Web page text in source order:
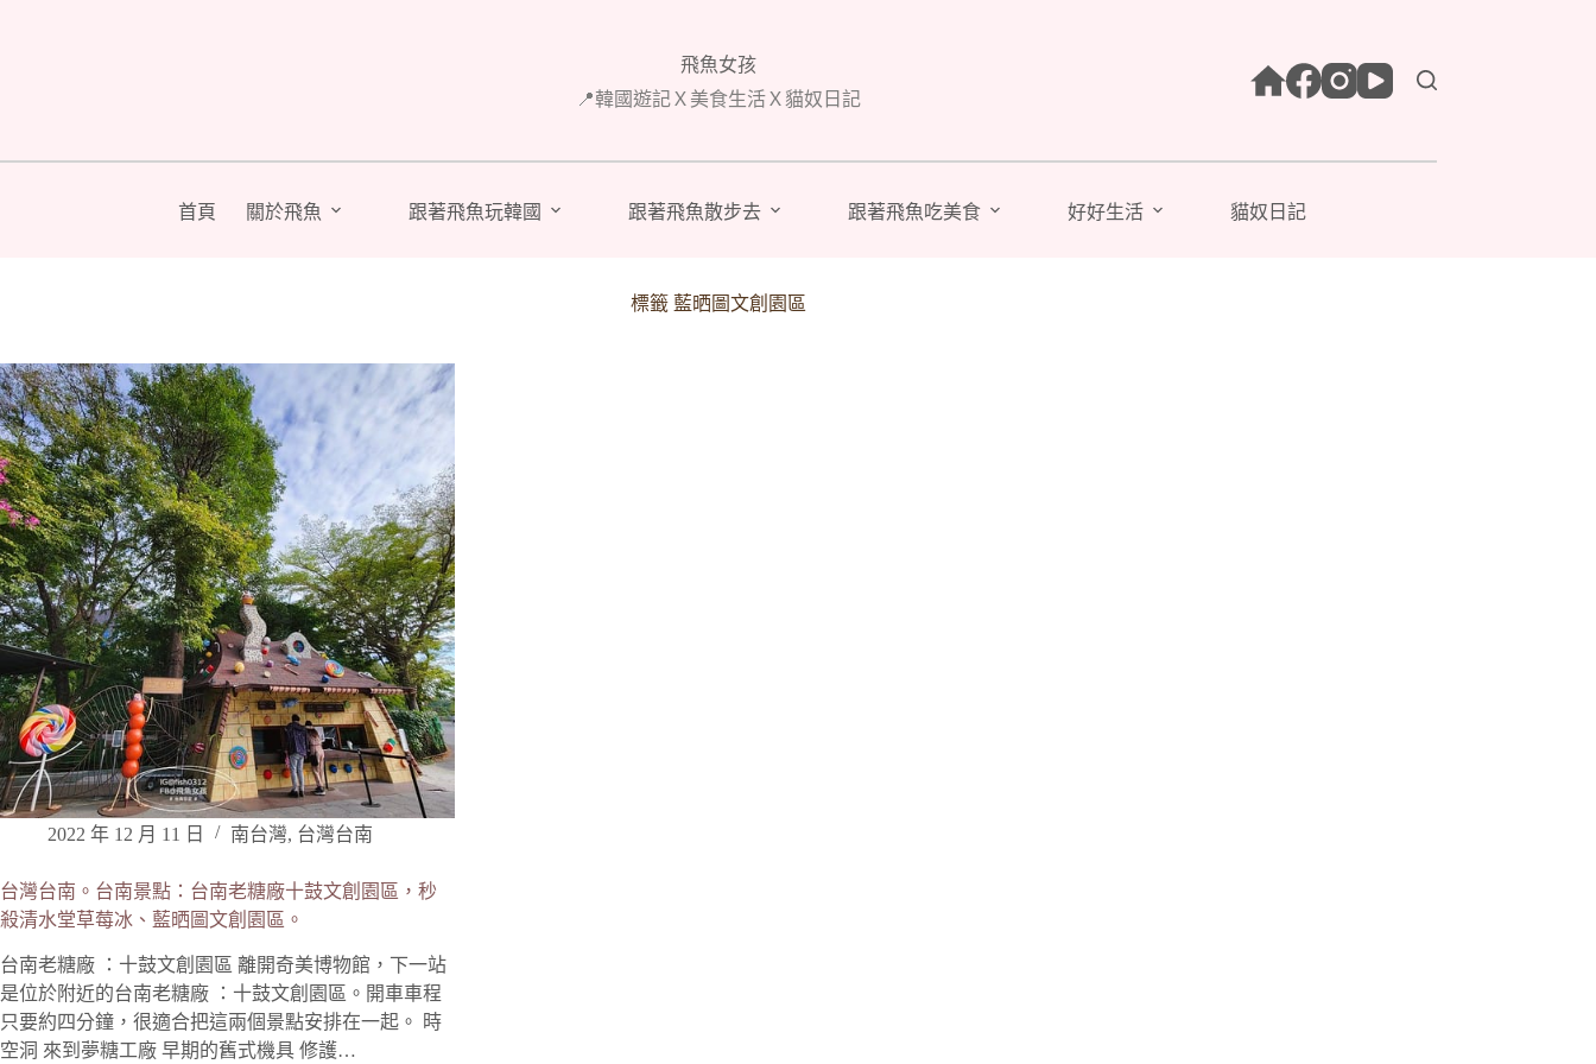
容
飛魚女孩
📍韓國遊記Ｘ美食生活Ｘ貓奴日記
首頁 關於飛魚 跟著飛魚玩韓國 跟著飛魚散步去 跟著飛魚吃美食 好好生活 貓奴日記
標籤藍晒圖文創園區
2022 年 12 月 11 日 南台灣, 台灣台南
台灣台南。台南景點：台南老糖廠十鼓文創園區，秒
殺清水堂草莓冰、藍晒圖文創園區。
台南老糖廠 ：十鼓文創園區 離開奇美博物館，下一站
是位於附近的台南老糖廠 ：十鼓文創園區。開車車程
只要約四分鐘，很適合把這兩個景點安排在一起。 時
空洞 來到夢糖工廠 早期的舊式機具 修護…